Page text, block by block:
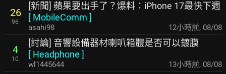
26
96
[新聞] 蘋果要出手了？爆料：iPhone 17最快下週
[ MobileComm ]
asahi98 12小時前, 08/08
4
10
[討論] 音響設備器材喇叭箱體是否可以鍍膜
[ Headphone ]
wl1445644 13小時前, 08/08